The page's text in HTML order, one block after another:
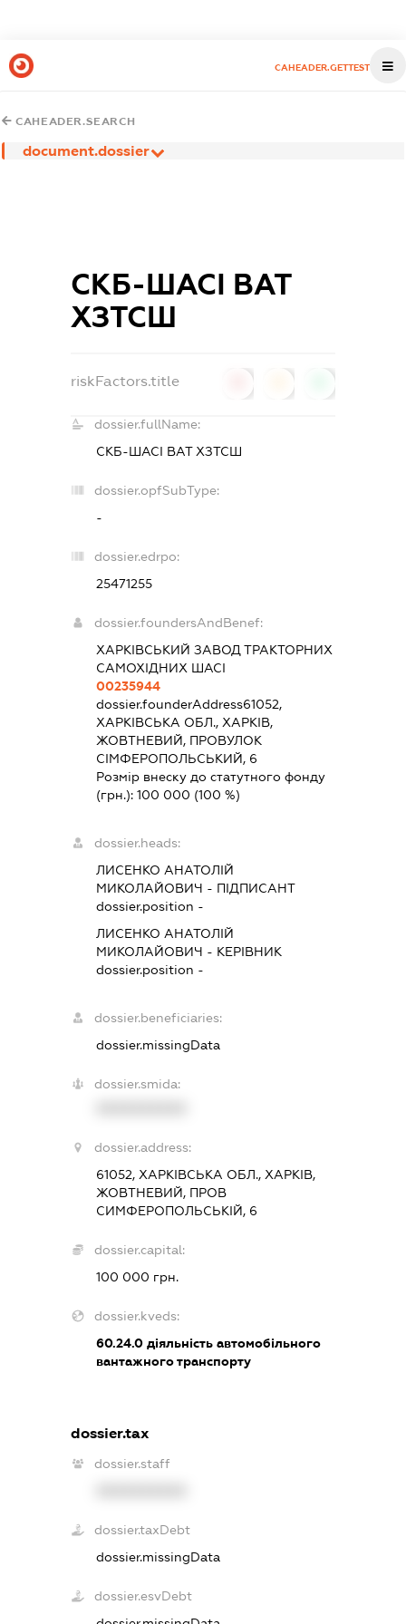
CAHEADER.GETTEST
CAHEADER.SEARCH
document.dossier
СКБ-ШАСІ ВАТ
ХЗТСШ
riskFactors.title
dossier.fullName:
СКБ-ШАСІ ВАТ ХЗТСШ
dossier.opfSubType:
-
dossier.edrpo:
25471255
dossier.foundersAndBenef:
ХАРКІВСЬКИЙ ЗАВОД ТРАКТОРНИХ
САМОХІДНИХ ШАСІ
00235944
dossier.founderAddress61052,
ХАРКІВСЬКА ОБЛ., ХАРКІВ,
ЖОВТНЕВИЙ, ПРОВУЛОК
СІМФЕРОПОЛЬСЬКИЙ, 6
Розмір внеску до статутного фонду
(грн.):100 000 (100 %)
dossier.heads:
ЛИСЕНКО АНАТОЛІЙ
МИКОЛАЙОВИЧ - ПІДПИСАНТ
dossier.position -
ЛИСЕНКО АНАТОЛІЙ
МИКОЛАЙОВИЧ - КЕРІВНИК
dossier.position -
dossier.beneficiaries:
dossier.missingData
dossier.smida:
dossier.address:
61052, ХАРКІВСЬКА ОБЛ., ХАРКІВ,
ЖОВТНЕВИЙ, ПРОВ
СИМФЕРОПОЛЬСЬКІЙ, 6
dossier.capital:
100 000 грн.
dossier.kveds:
60.24.0 діяльність автомобільного
вантажного транспорту
dossier.tax
dossier.staff
dossier.taxDebt
dossier.missingData
dossier.esvDebt